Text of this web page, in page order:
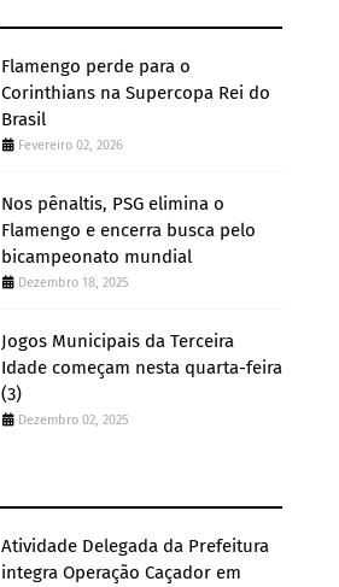
Flamengo perde para o
Corinthians na Supercopa Rei do
Brasil
Fevereiro 02, 2026
Nos pênaltis, PSG elimina o
Flamengo e encerra busca pelo
bicampeonato mundial
Dezembro 18, 2025
Jogos Municipais da Terceira
Idade começam nesta quarta-feira
(3)
Dezembro 02, 2025
Atividade Delegada da Prefeitura
integra Operação Caçador em